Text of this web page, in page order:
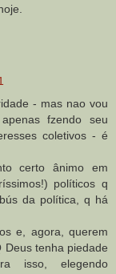
- mas nao vou
fzendo seu
coletivos - é
certo ânimo em
políticos q
da política, q há
e, agora, querem
Deus tenha piedade
isso, elegendo